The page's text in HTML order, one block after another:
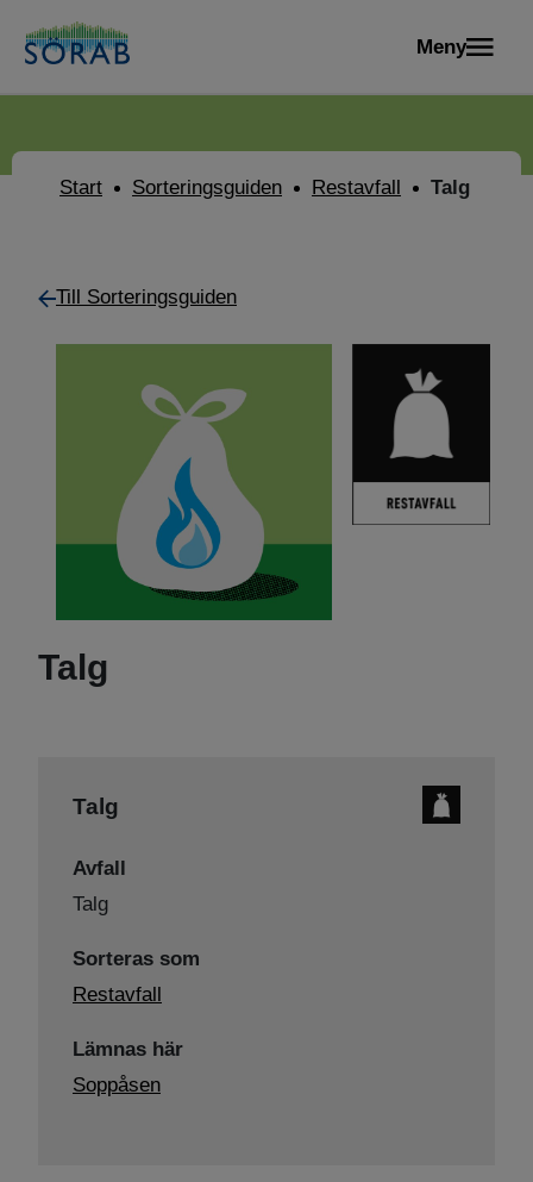
Meny
Start Sorteringsguiden Restavfall Talg
Till Sorteringsguiden
Talg
Talg
Avfall
Talg
Sorteras som
Restavfall
Lämnas här
Soppåsen